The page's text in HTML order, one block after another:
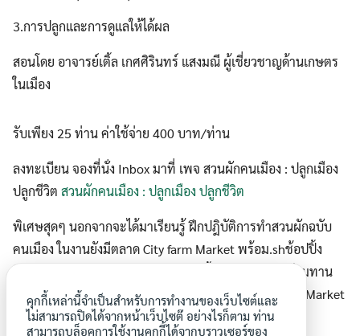
for:
3.การปลูกและการดูแลให้ได้ผล
สอนโดย อาจารย์เติ้ล เกศศิรินทร์ แสงมณี ผู้เชี่ยวชาญด้านเกษตร
ในเมือง
รับเพียง 25 ท่าน ค่าใช้จ่าย 400 บาท/ท่าน
ลงทะเบียน จองที่นั่ง Inbox มาที่ เพจ สวนผักคนเมือง : ปลูกเมือง
ปลูกชีวิต สวนผักคนเมือง : ปลูกเมือง ปลูกชีวิต
พิเศษสุดๆ นอกจากจะได้มาเรียนรู้ ฝึกปฎิบัติการทำสวนผักฉบับ
คนเมือง ในงานยังมีตลาด City farm Market พร้อม.shช้อปปิ้ง
สินค้าทางการเกษตร ผัก ผลไม้ ไข่ไก่ เนื้อสัตว์ อาหารพร้อมทาน
ปัจจัยการผลิต ดิน ปุ๋ยหมัก ต้นกล้า จากร้านค้า City Farm Market
มากกว่า 20 ร้านค้า อีกด้วย
คุกกี้เหล่านี้จำเป็นสำหรับการทำงานของเว็บไซต์และ
ไม่สามารถปิดได้จากหน้าเว็บไซต๊ อย่างไรก็ตาม ท่าน
สามารถบล็อคการใช้งานคุกกี้ได้จากบราวเซอร์ของ